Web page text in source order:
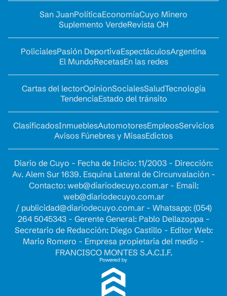
San JuanPolíticaEconomíaCuyo Minero
Suplemento VerdeRevista OH
PolicialesPasión DeportivaEspectáculosArgentina
El MundoRecetasEn las redes
Cartas del lectorOpinionSocialesSaludTecnología
TendenciaEstado del tránsito
ClasificadosInmueblesAutomotoresEmpleosServicios
Avisos Fúnebres y MisasEdictos
Diario de Cuyo - Fecha de Inicio: 11/2003 - Dirección:
Av. Alem Sur 1639. Esquina Lateral de Circunvalación -
Contacto: web@diariodecuyo.com.ar- Email:
web@diariodecuyo.com.ar
/ publicidad@diariodecuyo.com.ar- Whatsapp: (054)
264 5045343 - Gerente General: Pablo Dellazoppa -
Secretario de Redacción: Diego Castillo - Editor Web:
Mario Romero - Empresa propietaria del medio -
FRANCISCO MONTES S.A.C.I.F.